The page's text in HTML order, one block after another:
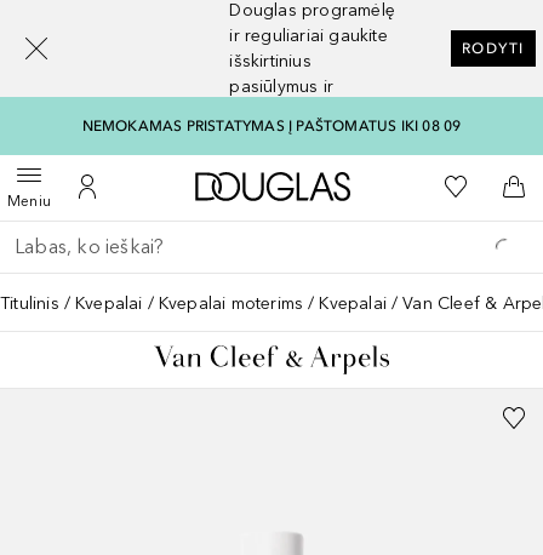
Douglas programėlę
ir reguliariai gaukite
išskirtinius
pasiūlymus ir
RODYTI
NEMOKAMAS PRISTATYMAS Į PAŠTOMATUS IKI 08 09
MeniuAtidaryti meniuĮ mano paskyrą
Į Douglas pagrindinį
Į mano
Į
Grįžk atgal
Vykdykite paiešką
Titulinis Kvepalai Kvepalai moterims Kvepalai Van Cleef &
[navigation.slideout.screenreader]